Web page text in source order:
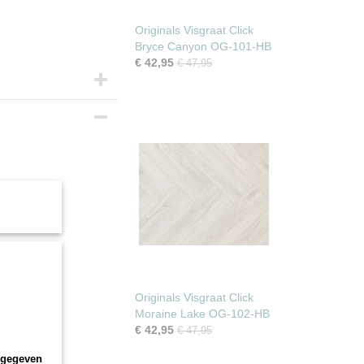
Originals Visgraat Click
Bryce Canyon OG-101-HB
€ 42,95 € 47,95
Originals Visgraat Click
Moraine Lake OG-102-HB
€ 42,95 € 47,95